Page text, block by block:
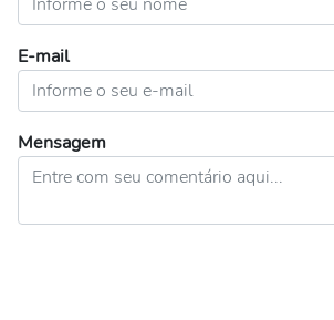
E-mail
Mensagem